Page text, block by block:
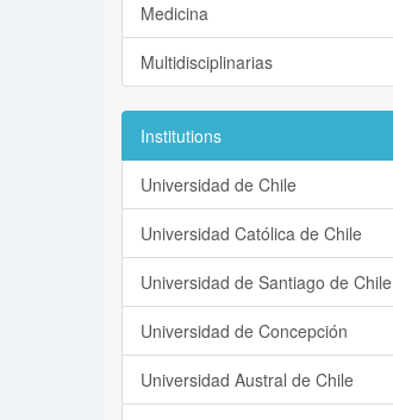
Medicina
Multidisciplinarias
Institutions
Universidad de Chile
Universidad Católica de Chile
Universidad de Santiago de Chile
Universidad de Concepción
Universidad Austral de Chile